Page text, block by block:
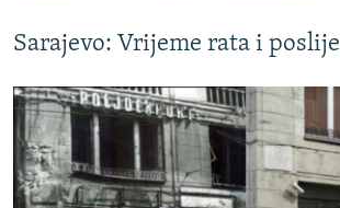
Sarajevo: Vrijeme rata i poslije